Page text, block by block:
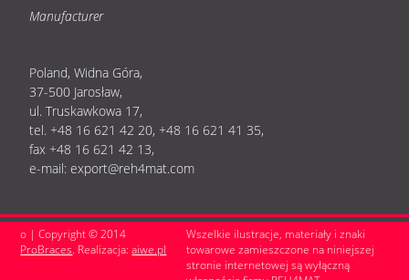
Manufacturer
Poland, Widna Góra,
37-500 Jarosław,
ul. Truskawkowa 17,
tel. +48 16 621 42 20, +48 16 621 41 35,
fax +48 16 621 42 13,
e-mail: export@reh4mat.com
o | Copyright © 2014
ProBraces. Realizacja:aiwe.pl
Wszelkie ilustracje, materiały i znaki
towarowe zamieszczone na niniejszej
stronie internetowej są wyłączną